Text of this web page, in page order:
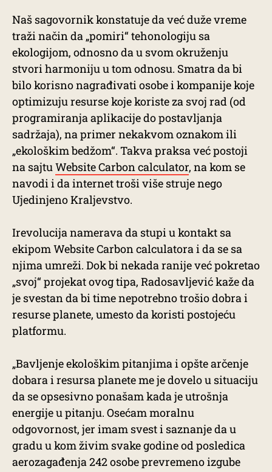
Naš sagovornik konstatuje da već duže vreme
traži način da „pomiri“ tehonologiju sa
ekologijom, odnosno da u svom okruženju
stvori harmoniju u tom odnosu. Smatra da bi
bilo korisno nagrađivati osobe i kompanije koje
optimizuju resurse koje koriste za svoj rad (od
programiranja aplikacije do postavljanja
sadržaja), na primer nekakvom oznakom ili
„ekološkim bedžom“. Takva praksa već postoji
na sajtuWebsite Carbon calculator, na kom se
navodi i da internet troši više struje nego
Ujedinjeno Kraljevstvo.
Irevolucija namerava da stupi u kontakt sa
ekipom Website Carbon calculatora i da se sa
njima umreži. Dok bi nekada ranije već pokretao
„svoj“ projekat ovog tipa, Radosavljević kaže da
je svestan da bi time nepotrebno trošio dobra i
resurse planete, umesto da koristi postojeću
platformu.
„Bavljenje ekološkim pitanjima i opšte arčenje
dobara i resursa planete me je dovelo u situaciju
da se opsesivno ponašam kada je utrošnja
energije u pitanju. Osećam moralnu
odgovornost, jer imam svest i saznanje da u
gradu u kom živim svake godine od posledica
aerozagađenja 242 osobe prevremeno izgube